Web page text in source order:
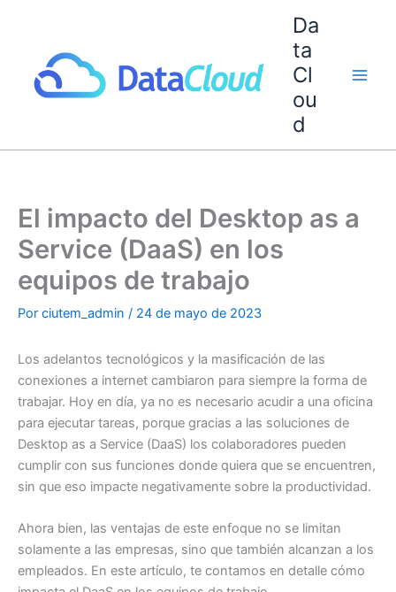
contenido
Da
ta
Cl
ou
d
El impacto del Desktop as a
Service (DaaS) en los
equipos de trabajo
Por ciutem_admin / 24 de mayo de 2023
Los adelantos tecnológicos y la masificación de las
conexiones a internet cambiaron para siempre la forma de
trabajar. Hoy en día, ya no es necesario acudir a una oficina
para ejecutar tareas, porque gracias a las soluciones de
Desktop as a Service (DaaS) los colaboradores pueden
cumplir con sus funciones donde quiera que se encuentren,
sin que eso impacte negativamente sobre la productividad.
Ahora bien, las ventajas de este enfoque no se limitan
solamente a las empresas, sino que también alcanzan a los
empleados. En este artículo, te contamos en detalle cómo